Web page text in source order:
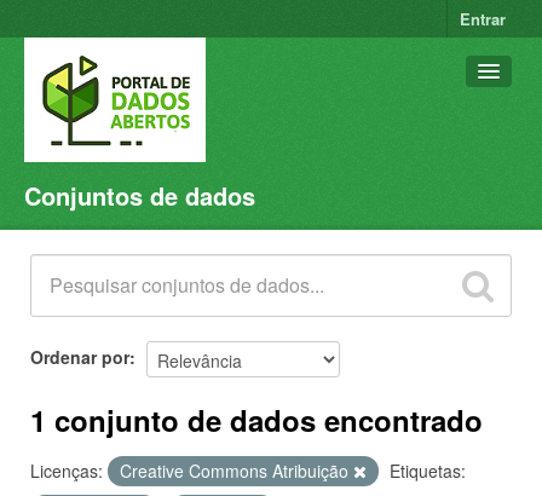
Entrar
Conjuntos de dados
Organizações
Grupos
Sobre
Conjuntos de dados
Ordenar por
1 conjunto de dados encontrado
Licenças: Creative Commons Atribuição
Etiquetas: